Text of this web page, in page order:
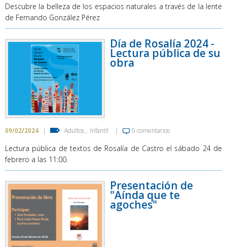
Descubre la belleza de los espacios naturales a través de la lente
de Fernando González Pérez
Día de Rosalía 2024 -
Lectura pública de su
obra
09/02/2024 | Adultos , Infantil | 0 comentarios
Lectura pública de textos de Rosalía de Castro el sábado 24 de
febrero a las 11:00.
Presentación de
"Aínda que te
agoches"